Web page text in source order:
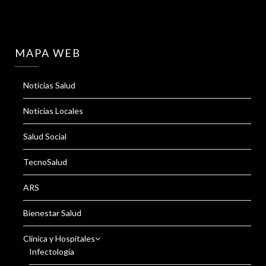
MAPA WEB
Noticias Salud
Noticias Locales
Salud Social
TecnoSalud
ARS
Bienestar Salud
Clínica y Hospitales
Infectología